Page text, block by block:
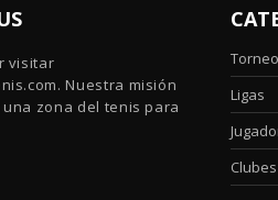
visitar
Nuestra misión
zona del tenis para
Ligas
Clubes